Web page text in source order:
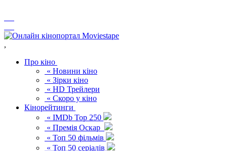
,
Про кіно
« Новини кіно
« Зірки кіно
« HD Трейлери
« Скоро у кіно
Кінорейтинги
« IMDb Top 250
« Премія Оскар
« Топ 50 фільмів
« Топ 50 серіалів